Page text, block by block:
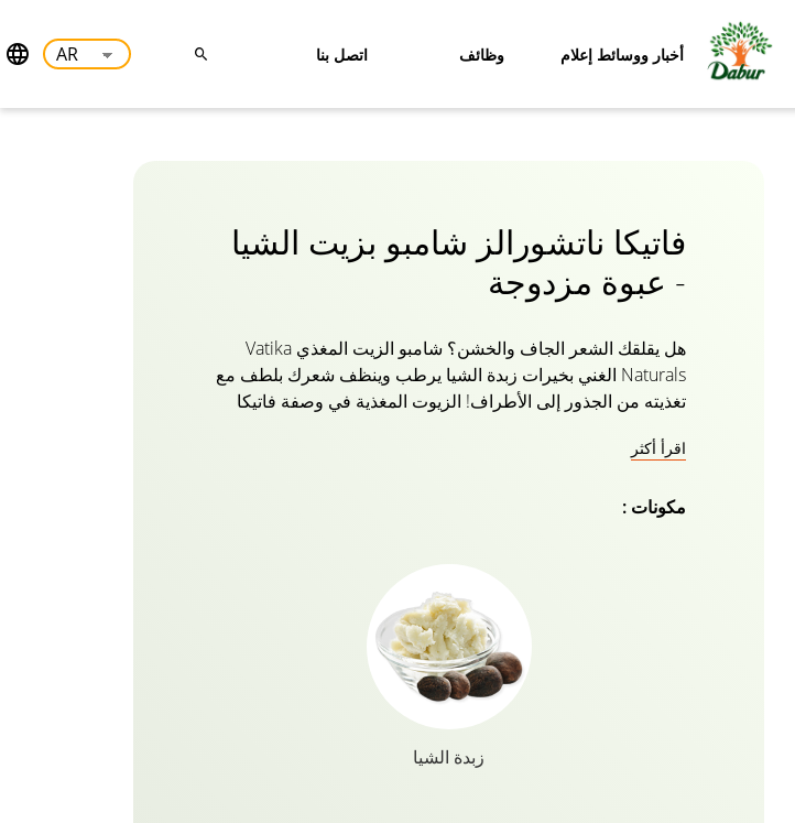
أخبار ووسائط إعلام وظائف اتصل بنا
فاتيكا ناتشورالز شامبو بزيت الشيا
- عبوة مزدوجة
هل يقلقك الشعر الجاف والخشن؟ شامبو الزيت المغذي Vatika
Naturals الغني بخيرات زبدة الشيا يرطب وينظف شعرك بلطف مع
تغذيته من الجذور إلى الأطراف! الزيوت المغذية في وصفة فاتيكا
الشعر الضعيف والترحيب بخصلات شعرك الصحية والسميكة
الطبيعية الموثوقة تعمل العجائب لروتينك اليومي للعناية بالشعر.
للحصول على شعر ناعم وسلس وصحي المظهر. التركيبة الجديدة
والمحسنة لمجموعة شامبو زيت فاتيكا ناتشورالز ضد التجارب على
الوقت الآن لتغذية فروة رأسك وتقليل تساقط الشعر وتقوية الشعر
ومنع تجعد الشعر وقشرة الرأس. تساعدك المجموعة الجميلة من
شامبو الزيت من Vatika Naturals في الحصول على شعر أحلامك
مختلفة مصنوعة من زيوت فريدة وغريبة من الكركديه وزبدة الشيا
اقرأ أكثر
مكونات :
زبدة الشيا